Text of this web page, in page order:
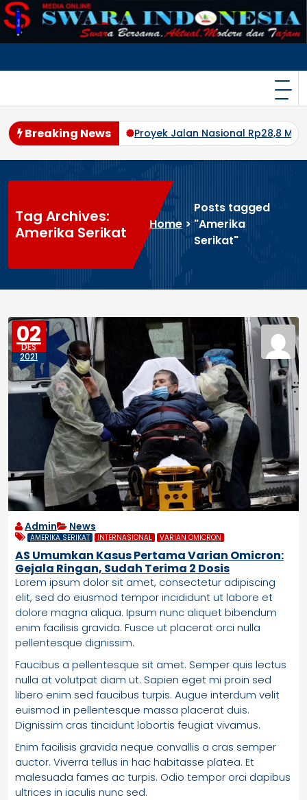
Skip
to
content
Breaking News
pemeriksaan Proyek Jalan Nasional Rp28,8 Miliar
Tag Archives:
Amerika Serikat
Home >
Posts tagged
"Amerika
Serikat"
02
DES
2021
Admin News
AMERIKA SERIKAT INTERNASIONAL VARIAN OMICRON
AS Umumkan Kasus Pertama Varian Omicron:
Gejala Ringan, Sudah Terima 2 Dosis
Lorem ipsum dolor sit amet, consectetur adipiscing
elit, sed do eiusmod tempor incididunt ut labore et
dolore magna aliqua. Ipsum nunc aliquet bibendum
enim facilisis gravida. Fusce ut placerat orci nulla
pellentesque dignissim.
Faucibus a pellentesque sit amet. Semper quis lectus
nulla at volutpat diam ut. Sapien eget mi proin sed
libero enim sed faucibus turpis. Augue interdum velit
euismod in pellentesque massa placerat duis.
Dignissim cras tincidunt lobortis feugiat vivamus.
Enim facilisis gravida neque convallis a cras semper
auctor. Viverra tellus in hac habitasse platea. Et
malesuada fames ac turpis. Odio tempor orci dapibus
ultrices in iaculis nunc sed.